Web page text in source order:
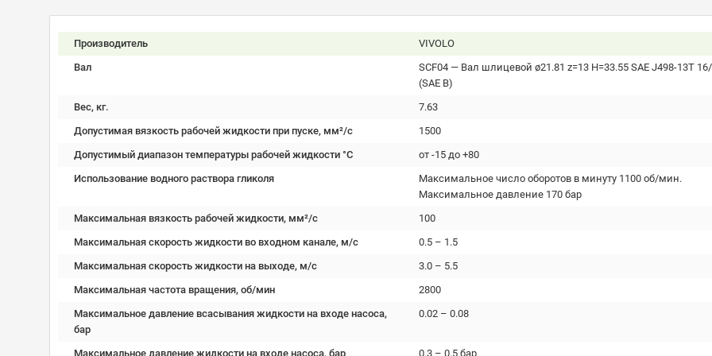
Производитель
VIVOLO
Вал
SCF04 — Вал шлицевой ø21.81 z=13 H=33.55 SAE J498-13T
(SAE B)
Вес, кг.
7.63
Допустимая вязкость рабочей жидкости при пуске, мм²/c
1500
Допустимый диапазон температуры рабочей жидкости °C
от -15 до +80
Использование водного раствора гликоля
Максимальное число оборотов в минуту 1100 об/мин.
Максимальное давление 170 бар
Максимальная вязкость рабочей жидкости, мм²/c
100
Максимальная скорость жидкости во входном канале, м/с
0.5 – 1.5
Максимальная скорость жидкости на выходе, м/с
3.0 – 5.5
Максимальная частота вращения, об/мин
2800
Максимальное давление всасывания жидкости на входе насоса,
бар
0.02 – 0.08
Максимальное давление жидкости на входе насоса, бар 0.3 – 0.5 бар